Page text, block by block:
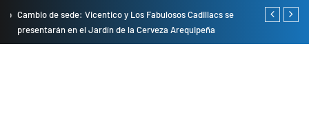
Cambio de sede: Vicentico y Los Fabulosos Cadillacs se
presentarán en el Jardín de la Cerveza Arequipeña
Empresas